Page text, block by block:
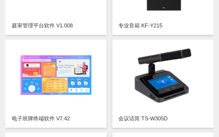
庭审管理平台软件 V1.008 专业音箱 KF-Y215
电子班牌终端软件 V7.42 会议话筒 TS-W305D